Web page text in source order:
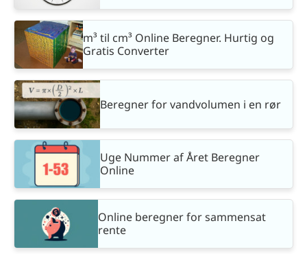
m³ til cm³ Online Beregner. Hurtig og
Gratis Converter
Beregner for vandvolumen i en rør
Uge Nummer af Året Beregner
Online
Online beregner for sammensat
rente